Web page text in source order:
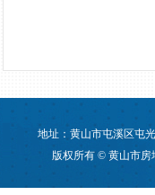
地址：黄山市屯溪区屯
版权所有 © 黄山市房